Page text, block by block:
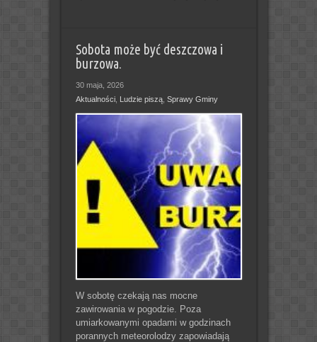
Sobota może być deszczowa i
burzowa.
30 maja, 2026
Aktualności, Ludzie piszą, Sprawy Gminy
W sobotę czekają nas mocne
zawirowania w pogodzie. Poza
umiarkowanymi opadami w godzinach
porannych meteorolodzy zapowiadają